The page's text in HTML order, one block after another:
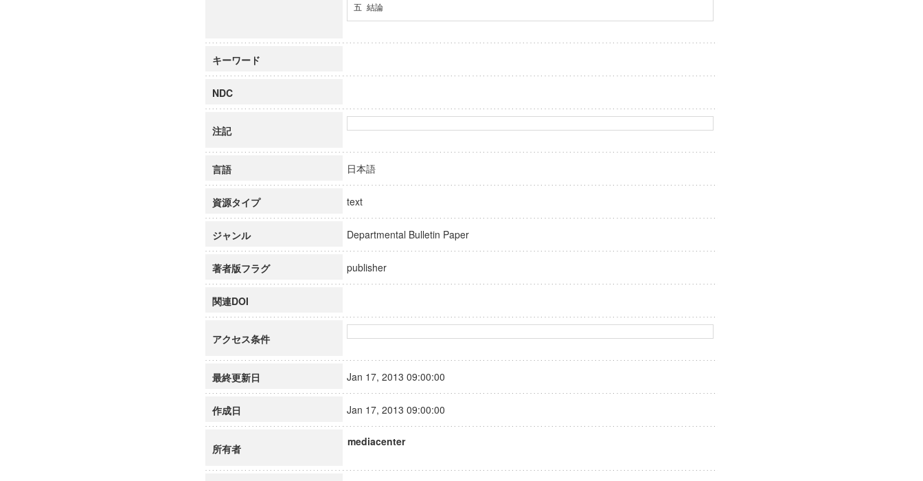
五 結論
キーワード
NDC
注記
言語 日本語
資源タイプ text
ジャンル Departmental Bulletin Paper
著者版フラグ publisher
関連DOI
アクセス条件
最終更新日 Jan 17, 2013 09:00:00
作成日 Jan 17, 2013 09:00:00
所有者
mediacenter